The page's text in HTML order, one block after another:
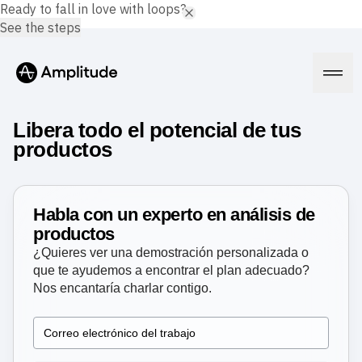
Plataforma
IA
Amplitude AI
Agentes de IA
AI Feedback
Amplitude MCP
Información
Análisis de productos
Análisis de marketing
Soluciones
Sector
Servicios financieros
Aprende
Libera todo el potencial de tus
productos
Habla con un experto en análisis de
productos
¿Quieres ver una demostración personalizada o
que te ayudemos a encontrar el plan adecuado?
Nos encantaría charlar contigo.
Ready to fall in love with loops?
See the steps